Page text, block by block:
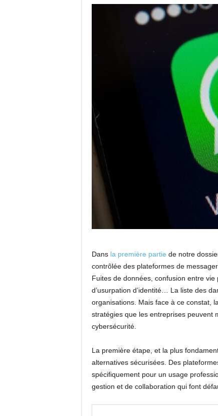
Dansla première partie de notre
contrôlée des plateformes de
Fuites de données, confusion entre
d’usurpation d’identité… La liste des
organisations. Mais face à ce constat,
stratégies que les entreprises
cybersécurité.
La première étape, et la plus
alternatives sécurisées. Des
spécifiquement pour un usage
gestion et de collaboration qui font